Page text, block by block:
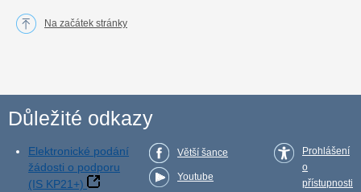
Na začátek stránky
Důležité odkazy
Elektronické podání
žádosti o podporu
(IS KP21+)
Větší šance
Youtube
Prohlášení
o
přístupnosti